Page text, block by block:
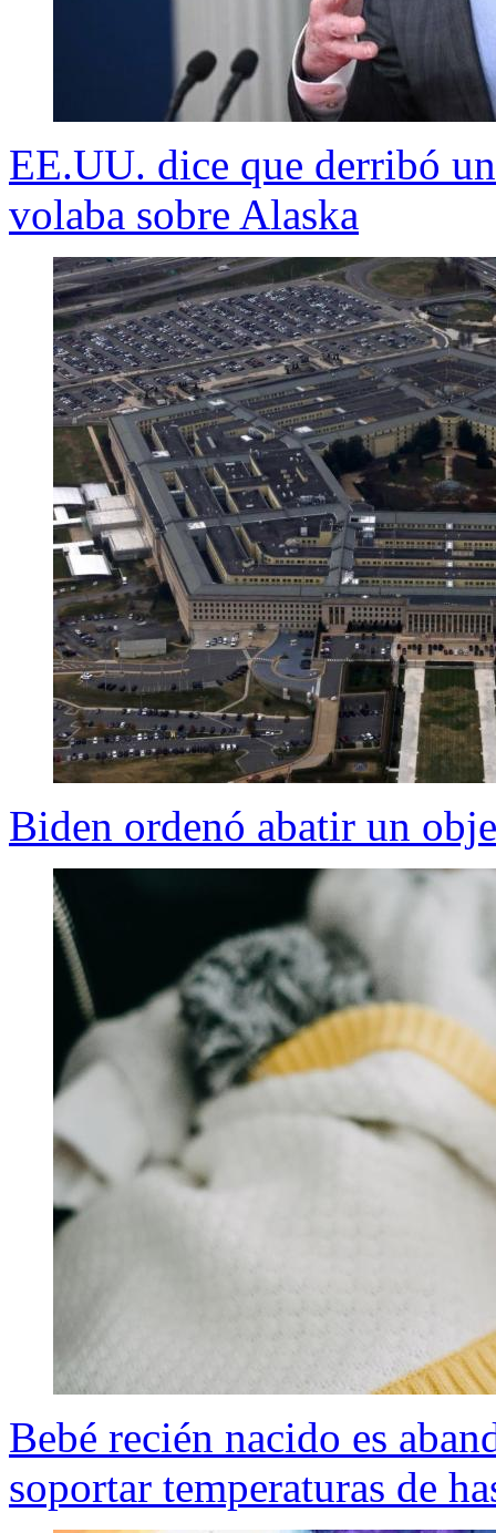
EE.UU. dice que derribó
volaba sobre Alaska
Biden ordenó abatir un
Bebé recién nacido es
soportar temperaturas de